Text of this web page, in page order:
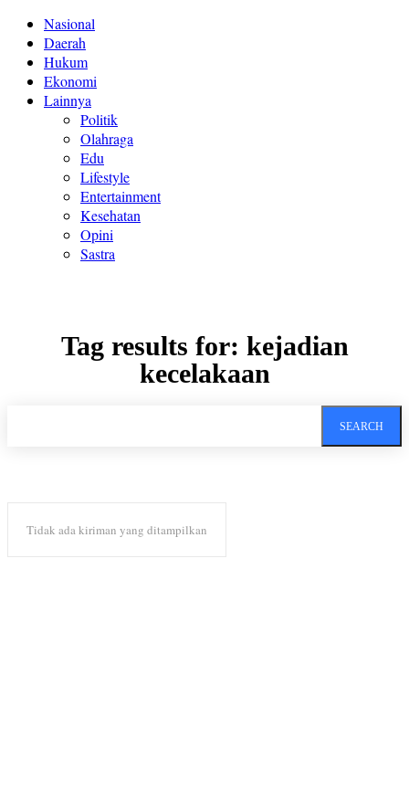
Nasional
Daerah
Hukum
Ekonomi
Lainnya
Politik
Olahraga
Edu
Lifestyle
Entertainment
Kesehatan
Opini
Sastra
Tag results for: kejadian
kecelakaan
SEARCH
Tidak ada kiriman yang ditampilkan